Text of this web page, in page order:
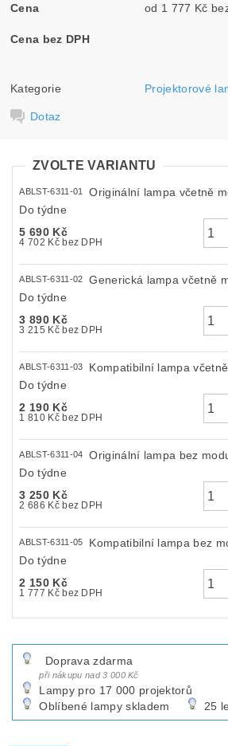
Cena od 1
Cena bez DPH
Kategorie Projektorové
Dotaz
ZVOLTE VARIANTU
ABLST-6311-01
Originální lampa včetně
Do týdne
5 690 Kč
4 702 Kč bez DPH
ABLST-6311-02
Generická lampa včetně
Do týdne
3 890 Kč
3 215 Kč bez DPH
ABLST-6311-03
Kompatibilní lampa
Do týdne
2 190 Kč
1 810 Kč bez DPH
ABLST-6311-04
Originální lampa bez
Do týdne
3 250 Kč
2 686 Kč bez DPH
ABLST-6311-05
Kompatibilní lampa bez
Do týdne
2 150 Kč
1 777 Kč bez DPH
Doprava zdarma
při nákupu nad 3 000 Kč
Lampy pro 17 000 projektorů
Oblíbené lampy skladem
25